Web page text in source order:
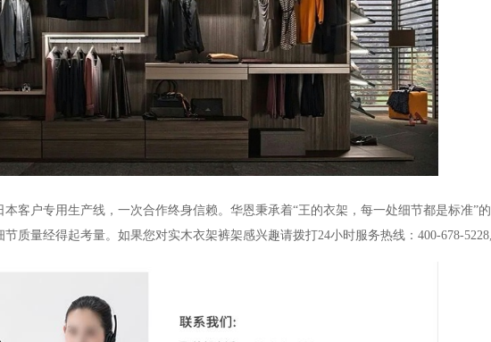
本客户专用生产线，一次合作终身信赖。华恩秉承着“王的衣架，每一处细节都是标准”
质量经得起考量。如果您对实木衣架裤架感兴趣请拨打24小时服务热线：400-678-